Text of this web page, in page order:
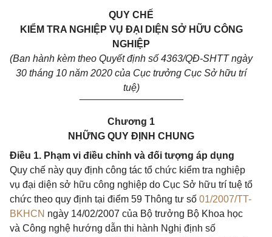
QUY CHẾ
KIỂM TRA NGHIỆP VỤ ĐẠI DIỆN SỞ HỮU CÔNG
NGHIỆP
(Ban hành kèm theo Quyết định số 4363/QĐ-SHTT ngày
30 tháng 10 năm 2020 của Cục trưởng Cục Sở hữu trí
tuệ)
___________________
Chương 1
NHỮNG QUY ĐỊNH CHUNG
Điều 1. Phạm vi điều chỉnh và đối tượng áp dụng
Quy chế này quy định công tác tổ chức kiểm tra nghiệp
vụ đại diện sở hữu công nghiệp do Cục Sở hữu trí tuệ tổ
chức theo quy định tại điểm 59 Thông tư số 01/2007/TT-
BKHCN ngày 14/02/2007 của Bộ trưởng Bộ Khoa học
và Công nghệ hướng dẫn thi hành Nghị định số